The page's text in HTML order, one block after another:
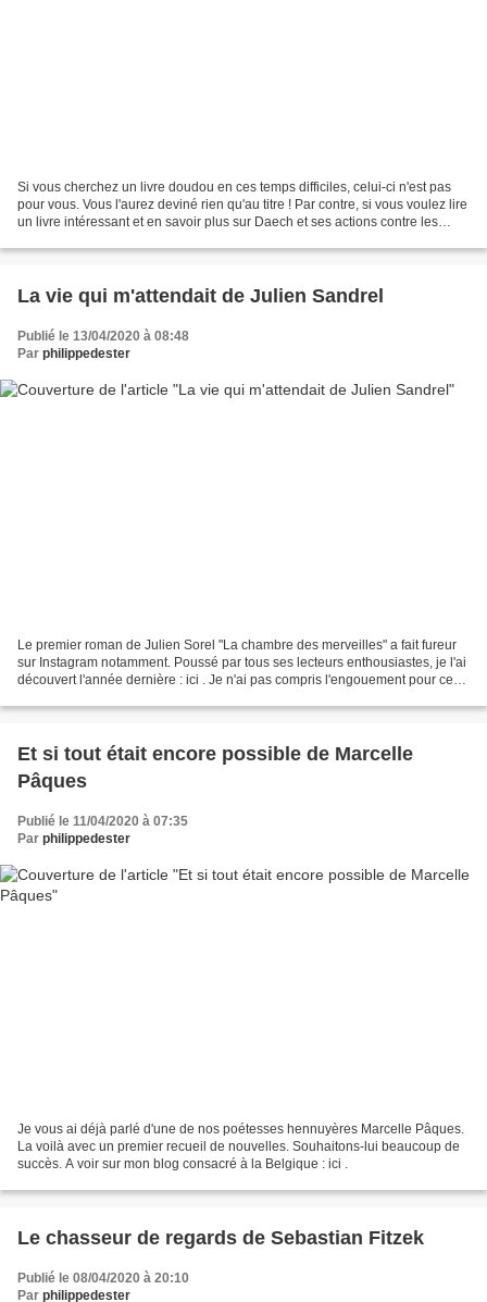
Si vous cherchez un livre doudou en ces temps difficiles, celui-ci n'est pas
pour vous. Vous l'aurez deviné rien qu'au titre ! Par contre, si vous voulez lire
un livre intéressant et en savoir plus sur Daech et ses actions contre les
La vie qui m'attendait de Julien Sandrel
Publié le 13/04/2020 à 08:48
Par philippedester
Le premier roman de Julien Sorel "La chambre des merveilles" a fait fureur
sur Instagram notamment. Poussé par tous ses lecteurs enthousiastes, je l'ai
découvert l'année dernière : ici . Je n'ai pas compris l'engouement pour ce
Et si tout était encore possible de Marcelle
Pâques
Publié le 11/04/2020 à 07:35
Par philippedester
Je vous ai déjà parlé d'une de nos poétesses hennuyères Marcelle Pâques.
La voilà avec un premier recueil de nouvelles. Souhaitons-lui beaucoup de
succès. A voir sur mon blog consacré à la Belgique : ici .
Le chasseur de regards de Sebastian Fitzek
Publié le 08/04/2020 à 20:10
Par philippedester